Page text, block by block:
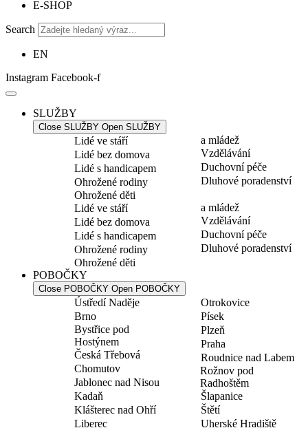
E-SHOP
Search
EN
Instagram Facebook-f
SLUŽBY
Close SLUŽBY Open SLUŽBY
Lidé ve stáří
Lidé bez domova
Lidé s handicapem
Ohrožené rodiny
Ohrožené děti
a mládež
Vzdělávání
Duchovní péče
Dluhové poradenství
Lidé ve stáří
Lidé bez domova
Lidé s handicapem
Ohrožené rodiny
Ohrožené děti
a mládež
Vzdělávání
Duchovní péče
Dluhové poradenství
POBOČKY
Close POBOČKY Open POBOČKY
Ústředí Naděje
Brno
Bystřice pod
Hostýnem
Česká Třebová
Chomutov
Jablonec nad Nisou
Kadaň
Klášterec nad Ohří
Liberec
Otrokovice
Písek
Plzeň
Praha
Roudnice nad Labem
Rožnov pod
Radhoštěm
Šlapanice
Štětí
Uherské Hradiště